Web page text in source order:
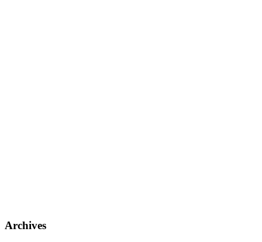
Archives